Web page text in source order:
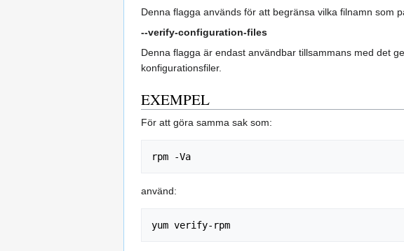
Denna flagga används för att begränsa vilka filnamn som
--verify-configuration-files
Denna flagga är endast användbar tillsammans med det
konfigurationsfiler.
EXEMPEL
För att göra samma sak som:
använd: